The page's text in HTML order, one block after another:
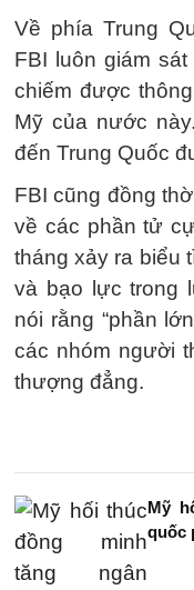
Về phía Trung
FBI luôn giám
chiếm được
Mỹ của nước
đến Trung Quốc
FBI cũng đồng
về các phần tử
tháng xảy ra biểu
và bạo lực trong
nói rằng “phần
các nhóm người
thượng đẳng.
Mỹ
quốc